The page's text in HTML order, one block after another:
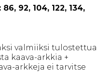
92, 104, 122, 134,
valmiiksi tulostettua
kaava-arkkia +
arkkeja ei tarvitse